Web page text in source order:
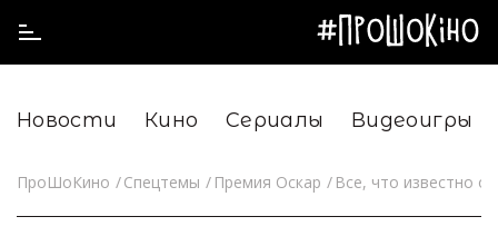
Новости Кино Сериалы Видеоигры
ПроШоКино Спецтемы Премия Оскар Все, что известно о